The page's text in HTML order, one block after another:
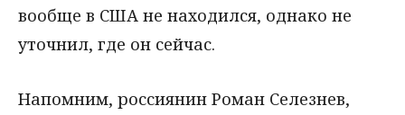
вообще в США не находился, однако не
уточнил, где он сейчас.
Напомним, россиянин Роман Селезнев,